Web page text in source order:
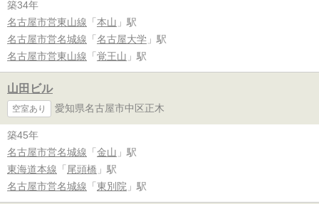
築34年
名古屋市営東山線 「 本山 」駅
名古屋市営名城線 「 名古屋大学 」駅
名古屋市営東山線 「 覚王山 」駅
山田ビル
空室あり 愛知県名古屋市中区正木
築45年
名古屋市営名城線 「 金山 」駅
東海道本線 「 尾頭橋 」駅
名古屋市営名城線 「 東別院 」駅